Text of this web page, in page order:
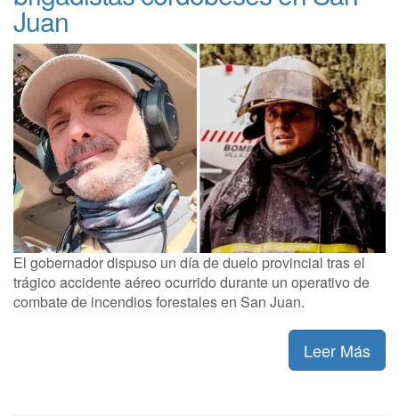
Juan
El gobernador dispuso un día de duelo provincial tras el
trágico accidente aéreo ocurrido durante un operativo de
combate de incendios forestales en San Juan.
Leer Más